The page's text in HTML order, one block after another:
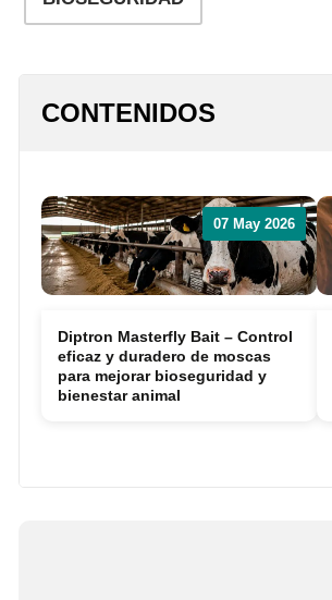
Reproducción y
Economía
Mercados
Sostenibilidad
CONTENIDOS
07 May 2026
Diptron Masterfly Bait – Control
eficaz y duradero de moscas
para mejorar bioseguridad y
bienestar animal